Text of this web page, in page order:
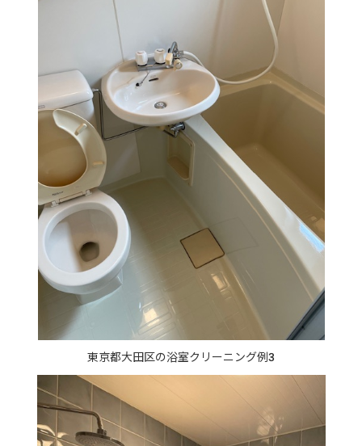
東京都大田区の浴室クリーニング例3